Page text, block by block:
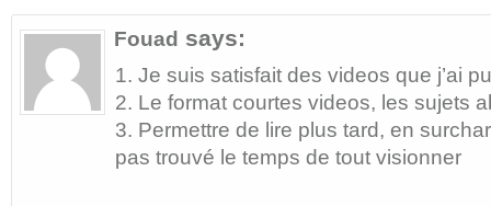
Fouad says:
1. Je suis satisfait des videos que j’ai
2. Le format courtes videos, les sujets
3. Permettre de lire plus tard, en
pas trouvé le temps de tout visionner